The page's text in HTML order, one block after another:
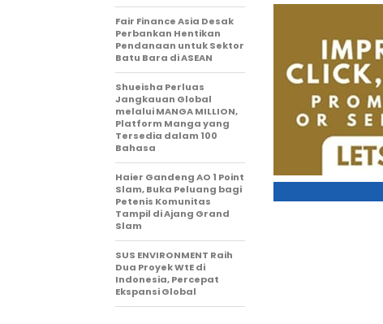
Fair Finance Asia Desak
Perbankan Hentikan
Pendanaan untuk Sektor
Batu Bara di ASEAN
Shueisha Perluas
Jangkauan Global
melalui MANGA MILLION,
Platform Manga yang
Tersedia dalam 100
Bahasa
Haier Gandeng AO 1 Point
Slam, Buka Peluang bagi
Petenis Komunitas
Tampil di Ajang Grand
Slam
SUS ENVIRONMENT Raih
Dua Proyek WtE di
Indonesia, Percepat
Ekspansi Global